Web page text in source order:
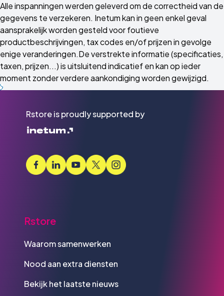
Alle inspanningen werden geleverd om de correctheid van de
gegevens te verzekeren. Inetum kan in geen enkel geval
aansprakelijk worden gesteld voor foutieve
productbeschrijvingen, tax codes en/of prijzen in gevolge
enige veranderingen.De verstrekte informatie (specificaties,
taxen, prijzen...) is uitsluitend indicatief en kan op ieder
moment zonder verdere aankondiging worden gewijzigd.
Rstore is proudly supported by
Rstore
Waarom samenwerken
Nood aan extra diensten
Bekijk het laatste nieuws